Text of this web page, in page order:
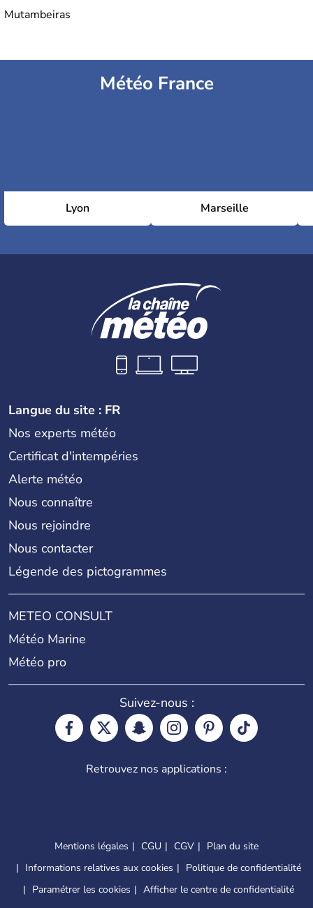
Mutambeiras
Météo France
Lyon Marseille
Langue du site : FR
Nos experts météo
Certificat d'intempéries
Alerte météo
Nous connaître
Nous rejoindre
Nous contacter
Légende des pictogrammes
METEO CONSULT
Météo Marine
Météo pro
Suivez-nous :
Retrouvez nos applications :
Mentions légales CGU CGV
Plan du site
Informations relatives aux cookies
Politique de confidentialité
Paramétrer les cookies
Afficher le centre de confidentialité